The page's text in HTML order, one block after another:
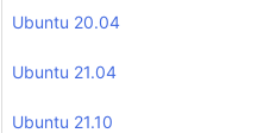
Ubuntu 20.04
Ubuntu 21.04
Ubuntu 21.10